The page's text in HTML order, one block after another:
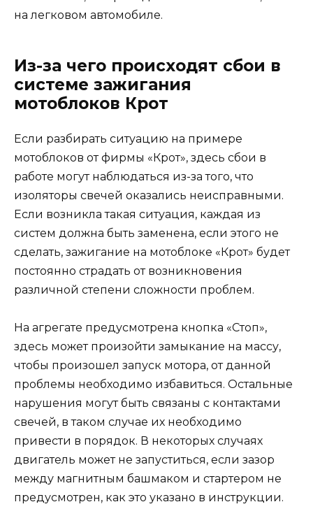
на легковом автомобиле.
Из-за чего происходят сбои в
системе зажигания
мотоблоков Крот
Если разбирать ситуацию на примере
мотоблоков от фирмы «Крот», здесь сбои в
работе могут наблюдаться из-за того, что
изоляторы свечей оказались неисправными.
Если возникла такая ситуация, каждая из
систем должна быть заменена, если этого не
сделать, зажигание на мотоблоке «Крот» будет
постоянно страдать от возникновения
различной степени сложности проблем.
На агрегате предусмотрена кнопка «Стоп»,
здесь может произойти замыкание на массу,
чтобы произошел запуск мотора, от данной
проблемы необходимо избавиться. Остальные
нарушения могут быть связаны с контактами
свечей, в таком случае их необходимо
привести в порядок. В некоторых случаях
двигатель может не запуститься, если зазор
между магнитным башмаком и стартером не
предусмотрен, как это указано в инструкции.